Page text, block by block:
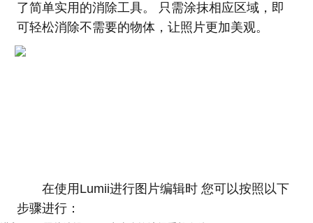
了简单实用的消除工具。 只需涂抹相应区域，即
可轻松消除不需要的物体，让照片更加美观。
在使用Lumii进行图片编辑时 您可以按照以下
步骤进行：